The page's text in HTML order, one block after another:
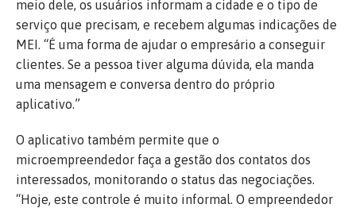
meio dele, os usuários informam a cidade e o tipo de
serviço que precisam, e recebem algumas indicações de
MEI. “É uma forma de ajudar o empresário a conseguir
clientes. Se a pessoa tiver alguma dúvida, ela manda
uma mensagem e conversa dentro do próprio
aplicativo.”
O aplicativo também permite que o
microempreendedor faça a gestão dos contatos dos
interessados, monitorando o status das negociações.
“Hoje, este controle é muito informal. O empreendedor